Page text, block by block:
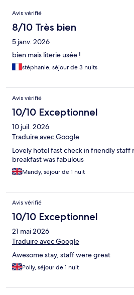
Avis
Avis vérifié
8/10 Très bien
5 janv. 2026
bien mais literie usée !
stéphanie, séjour de 3 nuits
Avis vérifié
10/10 Exceptionnel
10 juil. 2026
Traduire avec Google
Lovely hotel fast check in friendly staff
breakfast was fabulous
Mandy, séjour de 1 nuit
Avis vérifié
10/10 Exceptionnel
21 mai 2026
Traduire avec Google
Awesome stay, staff were great
Polly, séjour de 1 nuit